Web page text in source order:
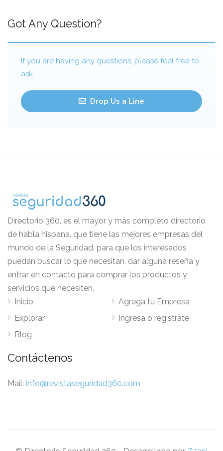
Got Any Question?
If you are having any questions, please feel free to
ask.
Drop Us a Line
Directorio 360, es el mayor y más completo directorio
de habla hispana, que tiene las mejores empresas del
mundo de la Seguridad, para que los interesados
puedan buscar lo que necesitan, dar alguna reseña y
entrar en contacto para comprar los productos y
servicios que necesiten.
Inicio
Explorar
Blog
Agrega tu Empresa
Ingresa o regístrate
Contáctenos
Mail: info@revistaseguridad360.com